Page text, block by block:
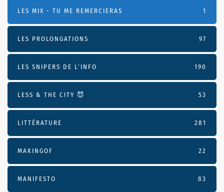
LES MIX - TU ME REMERCIERAS 1
LES PROLONGATIONS 97
LES SNIPERS DE L’INFO 190
LESS & THE CITY 😈 53
LITTÉRATURE 281
MAKINGOF 22
MANIFESTO 83